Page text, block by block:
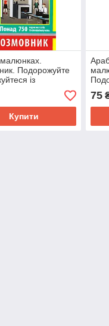
малюнках.
Подорожуйте
із
(Арій)
Купити
75